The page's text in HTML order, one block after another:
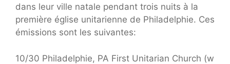
dans leur ville natale pendant trois nuits à la
première église unitarienne de Philadelphie. Ces
émissions sont les suivantes:
10/30 Philadelphie, PA First Unitarian Church (w